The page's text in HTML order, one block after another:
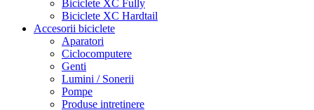
Biciclete XC Fully
Biciclete XC Hardtail
Accesorii biciclete
Aparatori
Ciclocomputere
Genti
Lumini / Sonerii
Pompe
Produse intretinere